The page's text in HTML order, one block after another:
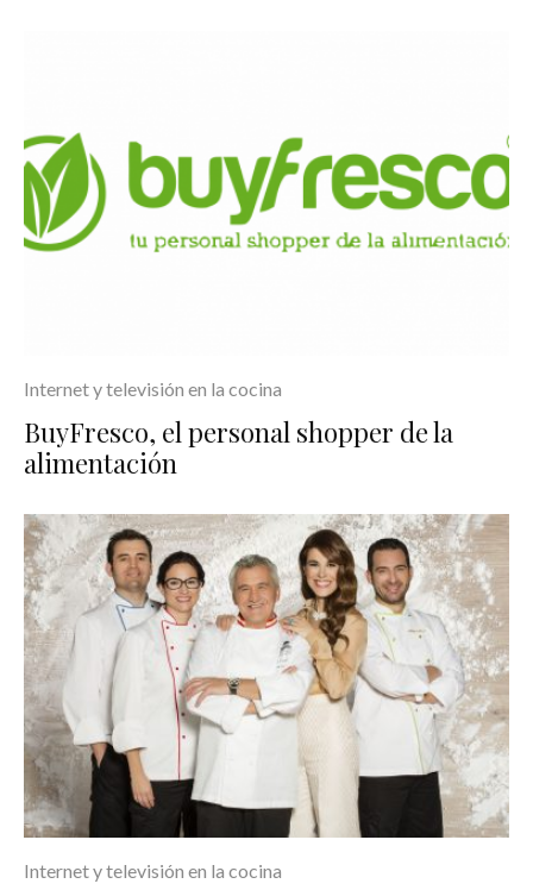
Internet y televisión en la cocina
BuyFresco, el personal shopper de la
alimentación
Internet y televisión en la cocina